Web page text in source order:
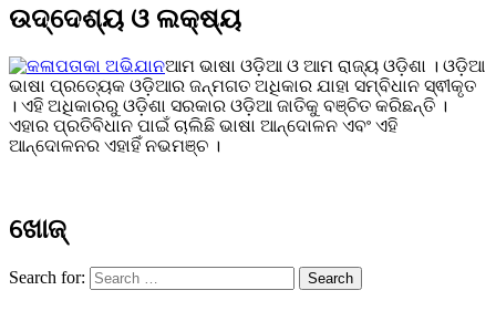
ଉଦ୍ଦେଶ୍ୟ ଓ ଲକ୍ଷ୍ୟ
ଆମ ଭାଷା ଓଡ଼ିଆ ଓ ଆମ ରାଜ୍ୟ ଓଡ଼ିଶା । ଓଡ଼ିଆ
ଭାଷା ପ୍ରତ୍ୟେକ ଓଡ଼ିଆର ଜନ୍ମଗତ ଅଧିକାର ଯାହା ସମ୍ବିଧାନ ସ୍ଵୀକୃତ
। ଏହି ଅଧିକାରରୁ ଓଡ଼ିଶା ସରକାର ଓଡ଼ିଆ ଜାତିକୁ ବଞ୍ଚିତ କରିଛନ୍ତି ।
ଏହାର ପ୍ରତିବିଧାନ ପାଇଁ ଚାଲିଛି ଭାଷା ଆନ୍ଦୋଳନ ଏବଂ ଏହି
ଆନ୍ଦୋଳନର ଏହାହିଁ ନଭମଞ୍ଚ ।
ଖୋଜ୍
Search for: Search